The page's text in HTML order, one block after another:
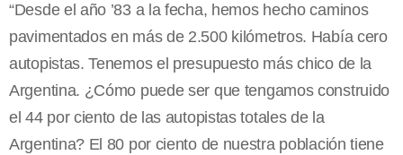
“Desde el año ’83 a la fecha, hemos hecho caminos
pavimentados en más de 2.500 kilómetros. Había cero
autopistas. Tenemos el presupuesto más chico de la
Argentina. ¿Cómo puede ser que tengamos construido
el 44 por ciento de las autopistas totales de la
Argentina? El 80 por ciento de nuestra población tiene